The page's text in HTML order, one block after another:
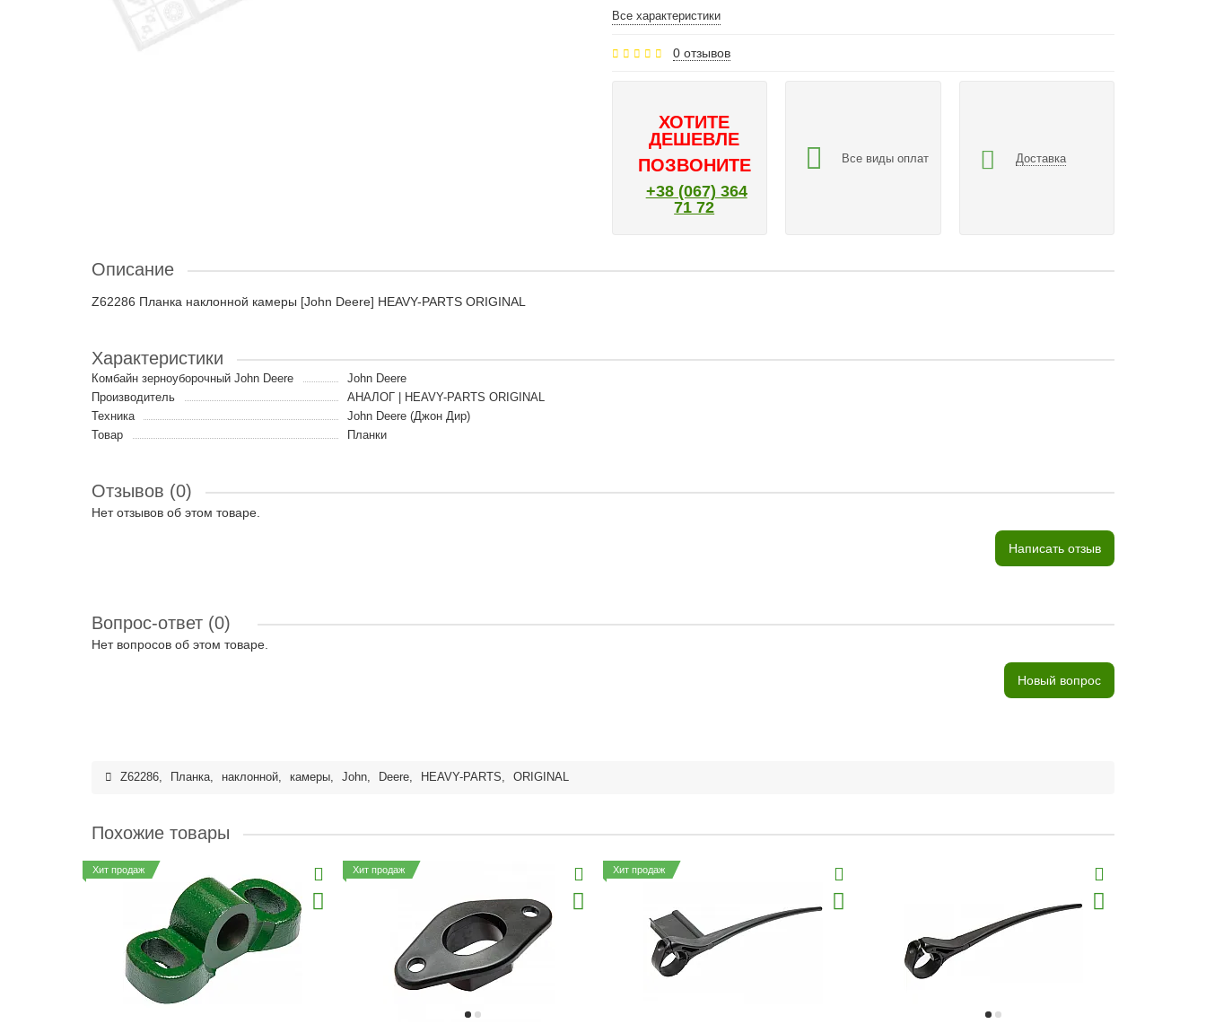
Все характеристики
0 отзывов
ХОТИТЕ
ДЕШЕВЛЕ
ПОЗВОНИТЕ
+38 (067) 364
71 72
Все виды оплат Доставка
Описание
Z62286 Планка наклонной камеры [John Deere] HEAVY-PARTS ORIGINAL
Характеристики
Комбайн зерноуборочный John Deere
John Deere
Производитель
АНАЛОГ | HEAVY-PARTS ORIGINAL
Техника
John Deere (Джон Дир)
Товар
Планки
Отзывов (0)
Нет отзывов об этом товаре.
Написать отзыв
Вопрос-ответ (0)
Нет вопросов об этом товаре.
Новый вопрос
Z62286, Планка, наклонной, камеры, John, Deere, HEAVY-PARTS, ORIGINAL
Похожие товары
Хит продаж Хит продаж Хит продаж